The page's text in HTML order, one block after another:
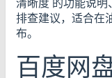
排查建议，适合在
布。
百度网